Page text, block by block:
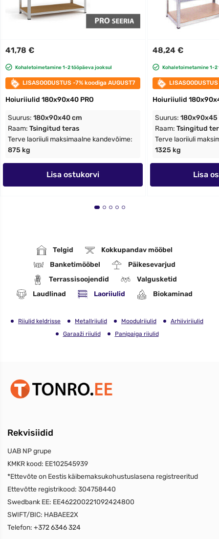
41,78 €
Kohaletoimetamine 1-2 tööpäeva jooksul
LISASOODUSTUS -7% koodiga AUGUST7
Hoiuriiulid 180x90x40 PRO
Suurus: 180x90x40 cm
Raam: Tsingitud teras
Terve laoriiuli maksimaalne kandevõime:
875 kg
Lisa ostukorvi
48,24 €
Kohaletoimetamine 1-
Hoiuriiulid
Suurus: 180x90x45
Raam: Tsingitud
Terve laoriiuli
1325 kg
Lisa
Telgid
Kokkupandav mööbel
Banketimööbel
Päikesevarjud
Terrassisoojendid
Valgusketid
Laudlinad
Laoriiulid Biokaminad
Riiulid keldrisse Metallriiulid Moodulriiulid
Arhiiviriiulid
Garaaži riiulid
Panipaiga riiulid
Rekvisiidid
UAB NP grupe
KMKR kood: EE102545939
*Ettevõte on Eestis käibemaksukohustuslasena registreeritud
Ettevõtte registrikood: 304758440
Swedbank EE: EE462200221092424800
SWIFT/BIC: HABAEE2X
Telefon: +372 6346 324